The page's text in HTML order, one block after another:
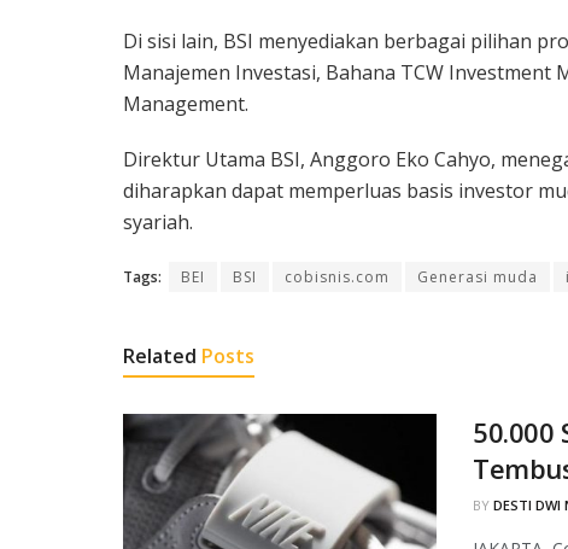
Di sisi lain, BSI menyediakan berbagai pilihan
Manajemen Investasi, Bahana TCW Investment
Management.
Direktur Utama BSI, Anggoro Eko Cahyo,
diharapkan dapat memperluas basis investor
syariah.
Tags: BEI BSI cobisnis.com Generasi muda
Related Posts
50.000
BY DESTI DWI